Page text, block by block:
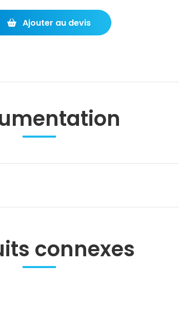
Ajouter au devis
connexes